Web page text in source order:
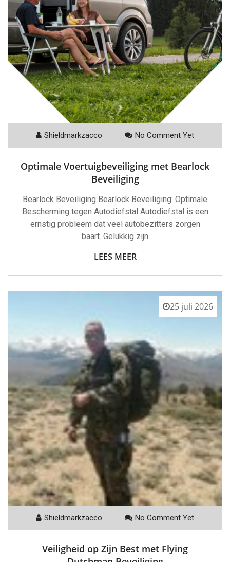
Shieldmarkzacco No Comment Yet
Optimale Voertuigbeveiliging met Bearlock
Beveiliging
Bearlock Beveiliging Bearlock Beveiliging: Optimale
Bescherming tegen Autodiefstal Autodiefstal is een
ernstig probleem dat veel autobezitters zorgen
baart. Gelukkig zijn
LEES MEER
25 juli 2026
Shieldmarkzacco No Comment Yet
Veiligheid op Zijn Best met Flying